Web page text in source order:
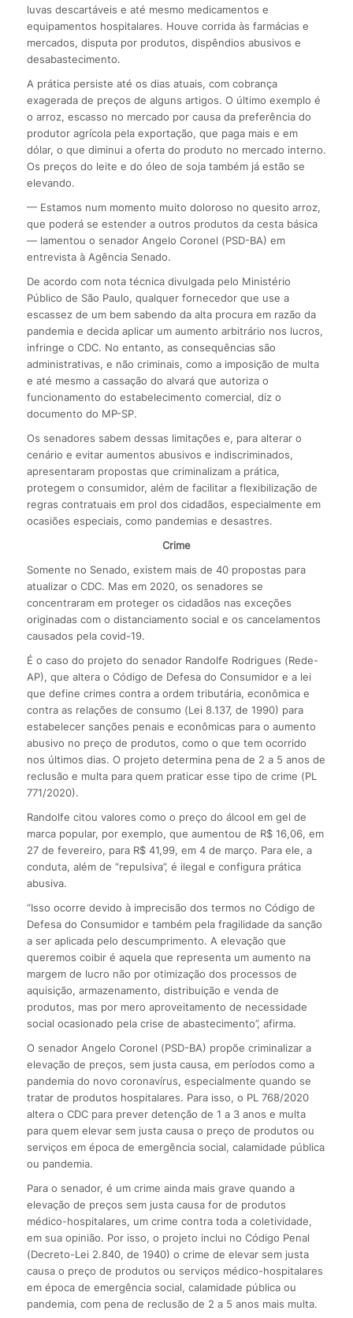
luvas descartáveis e até mesmo medicamentos e
equipamentos hospitalares. Houve corrida às farmácias e
mercados, disputa por produtos, dispêndios abusivos e
desabastecimento.
A prática persiste até os dias atuais, com cobrança
exagerada de preços de alguns artigos. O último exemplo é
o arroz, escasso no mercado por causa da preferência do
produtor agrícola pela exportação, que paga mais e em
dólar, o que diminui a oferta do produto no mercado interno.
Os preços do leite e do óleo de soja também já estão se
elevando.
— Estamos num momento muito doloroso no quesito arroz,
que poderá se estender a outros produtos da cesta básica
— lamentou o senador Angelo Coronel (PSD-BA) em
entrevista à Agência Senado.
De acordo com nota técnica divulgada pelo Ministério
Público de São Paulo, qualquer fornecedor que use a
escassez de um bem sabendo da alta procura em razão da
pandemia e decida aplicar um aumento arbitrário nos lucros,
infringe o CDC. No entanto, as consequências são
administrativas, e não criminais, como a imposição de multa
e até mesmo a cassação do alvará que autoriza o
funcionamento do estabelecimento comercial, diz o
documento do MP-SP.
Os senadores sabem dessas limitações e, para alterar o
cenário e evitar aumentos abusivos e indiscriminados,
apresentaram propostas que criminalizam a prática,
protegem o consumidor, além de facilitar a flexibilização de
regras contratuais em prol dos cidadãos, especialmente em
ocasiões especiais, como pandemias e desastres.
Crime
Somente no Senado, existem mais de 40 propostas para
atualizar o CDC. Mas em 2020, os senadores se
concentraram em proteger os cidadãos nas exceções
originadas com o distanciamento social e os cancelamentos
causados pela covid-19.
É o caso do projeto do senador Randolfe Rodrigues (Rede-
AP), que altera o Código de Defesa do Consumidor e a lei
que define crimes contra a ordem tributária, econômica e
contra as relações de consumo (Lei 8.137, de 1990) para
estabelecer sanções penais e econômicas para o aumento
abusivo no preço de produtos, como o que tem ocorrido
nos últimos dias. O projeto determina pena de 2 a 5 anos de
reclusão e multa para quem praticar esse tipo de crime (PL
771/2020).
Randolfe citou valores como o preço do álcool em gel de
marca popular, por exemplo, que aumentou de R$ 16,06, em
27 de fevereiro, para R$ 41,99, em 4 de março. Para ele, a
conduta, além de “repulsiva”, é ilegal e configura prática
abusiva.
“Isso ocorre devido à imprecisão dos termos no Código de
Defesa do Consumidor e também pela fragilidade da sanção
a ser aplicada pelo descumprimento. A elevação que
queremos coibir é aquela que representa um aumento na
margem de lucro não por otimização dos processos de
aquisição, armazenamento, distribuição e venda de
produtos, mas por mero aproveitamento de necessidade
social ocasionado pela crise de abastecimento”, afirma.
O senador Angelo Coronel (PSD-BA) propõe criminalizar a
elevação de preços, sem justa causa, em períodos como a
pandemia do novo coronavírus, especialmente quando se
tratar de produtos hospitalares. Para isso, o PL 768/2020
altera o CDC para prever detenção de 1 a 3 anos e multa
para quem elevar sem justa causa o preço de produtos ou
serviços em época de emergência social, calamidade pública
ou pandemia.
Para o senador, é um crime ainda mais grave quando a
elevação de preços sem justa causa for de produtos
médico-hospitalares, um crime contra toda a coletividade,
em sua opinião. Por isso, o projeto inclui no Código Penal
(Decreto-Lei 2.840, de 1940) o crime de elevar sem justa
causa o preço de produtos ou serviços médico-hospitalares
em época de emergência social, calamidade pública ou
pandemia, com pena de reclusão de 2 a 5 anos mais multa.